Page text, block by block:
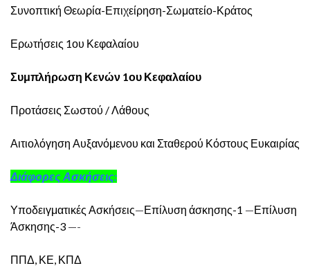
Συνοπτική Θεωρία-Επιχείρηση-Σωματείο-Κράτος
Ερωτήσεις 1ου Κεφαλαίου
Συμπλήρωση Κενών 1ου Κεφαλαίου
Προτάσεις Σωστού / Λάθους
Αιτιολόγηση Αυξανόμενου και Σταθερού Κόστους Ευκαιρίας
Διάφορες Ασκήσεις:
Υποδειγματικές Ασκήσεις—Επίλυση άσκησης-1 —Επίλυση
Άσκησης-3 —-
ΠΠΔ, ΚΕ, ΚΠΔ